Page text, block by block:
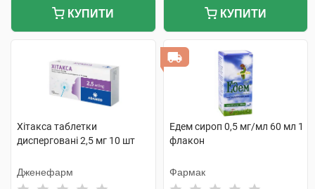
КУПИТИ КУПИТИ
Хітакса таблетки
дисперговані 2,5 мг 10 шт
Дженефарм
Едем сироп 0,5 мг/мл 60 мл 1
флакон
Фармак